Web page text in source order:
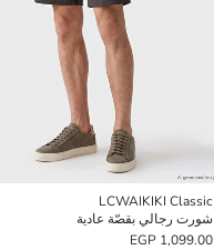
LCWAIKIKI Classic
شورت رجالي بقصّة عادية
1,099.00 EGP